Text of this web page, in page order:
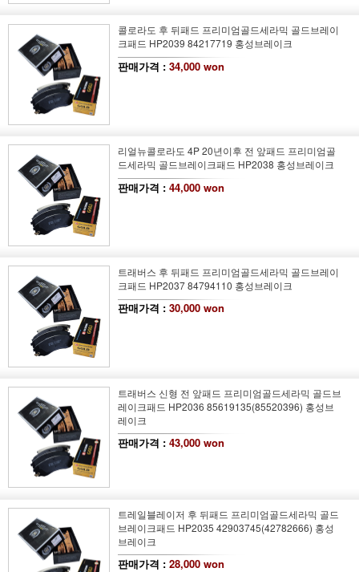
콜로라도 후 뒤패드 프리미엄골드세라믹 골드브레이
크패드 HP2039 84217719 홍성브레이크
판매가격 : 34,000 won
리얼뉴콜로라도 4P 20년이후 전 앞패드 프리미엄골
드세라믹 골드브레이크패드 HP2038 홍성브레이크
판매가격 : 44,000 won
트래버스 후 뒤패드 프리미엄골드세라믹 골드브레이
크패드 HP2037 84794110 홍성브레이크
판매가격 : 30,000 won
트래버스 신형 전 앞패드 프리미엄골드세라믹 골드브
레이크패드 HP2036 85619135(85520396) 홍성브
레이크
판매가격 : 43,000 won
트레일블레이저 후 뒤패드 프리미엄골드세라믹 골드
브레이크패드 HP2035 42903745(42782666) 홍성
브레이크
판매가격 : 28,000 won